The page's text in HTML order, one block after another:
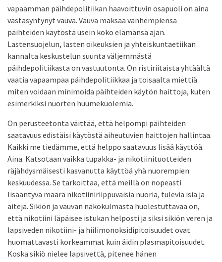
vapaamman päihdepolitiikan haavoittuvin osapuoli on aina
vastasyntynyt vauva. Vauva maksaa vanhempiensa
päihteiden käytöstä usein koko elämänsä ajan.
Lastensuojelun, lasten oikeuksien ja yhteiskuntaetiikan
kannalta keskustelun suunta väljemmästä
päihdepolitiikasta on vastuutonta. On ristiriitaista yhtäältä
vaatia vapaampaa päihdepolitiikkaa ja toisaalta miettiä
miten voidaan minimoida päihteiden käytön haittoja, kuten
esimerkiksi nuorten huumekuolemia.
On perusteetonta väittää, että helpompi päihteiden
saatavuus edistäisi käytöstä aiheutuvien haittojen hallintaa.
Kaikki me tiedämme, että helppo saatavuus lisää käyttöä.
Aina. Katsotaan vaikka tupakka- ja nikotiinituotteiden
räjähdysmäisesti kasvanutta käyttöä yhä nuorempien
keskuudessa. Se tarkoittaa, että meillä on nopeasti
lisääntyvä määrä nikotiiniriippuvaisia nuoria, tulevia isiä ja
äitejä. Sikiön ja vauvan näkökulmasta huolestuttavaa on,
että nikotiini läpäisee istukan helposti ja siksi sikiön veren ja
lapsiveden nikotiini- ja hiilimonoksidipitoisuudet ovat
huomattavasti korkeammat kuin äidin plasmapitoisuudet.
Koska sikiö nielee lapsivettä, pitenee hänen